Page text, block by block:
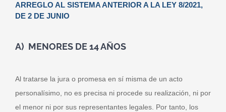
ARREGLO AL SISTEMA ANTERIOR A LA LEY 8/2021,
DE 2 DE JUNIO
A) MENORES DE 14 AÑOS
Al tratarse la jura o promesa en sí misma de un acto
personalísimo, no es precisa ni procede su realización, ni por
el menor ni por sus representantes legales. Por tanto, los